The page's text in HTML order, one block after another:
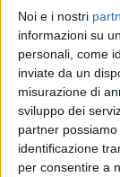
Noi e i nostri
informazioni su
personali, come
inviate da un
misurazione di
sviluppo dei
partner
identificazione
per consentire a
Francesco
sanremese "
successi,
non c'è". Il
primoalbum
uscito il 9
durante